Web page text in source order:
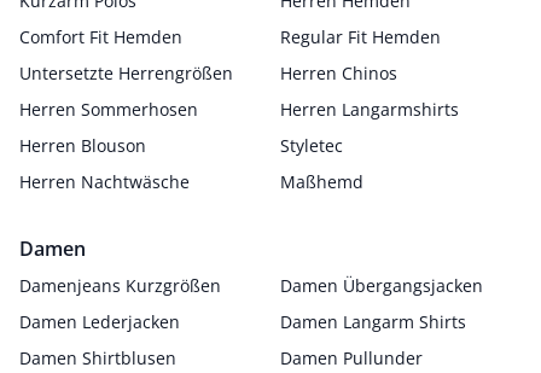
Comfort Fit Hemden
Regular Fit Hemden
Untersetzte Herrengrößen
Herren Chinos
Herren Sommerhosen
Herren Langarmshirts
Herren Blouson
Styletec
Herren Nachtwäsche
Maßhemd
Damen
Damenjeans Kurzgrößen
Damen Übergangsjacken
Damen Lederjacken
Damen Langarm Shirts
Damen Shirtblusen
Damen Pullunder